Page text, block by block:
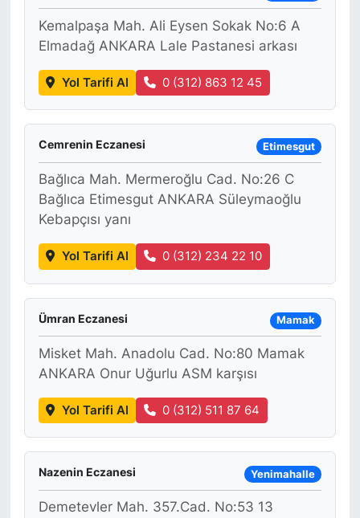
Kemalpaşa Mah. Ali Eysen Sokak No:6 A
Elmadağ ANKARA Lale Pastanesi arkası
Yol Tarifi Al 0 (312) 863 12 45
Cemrenin Eczanesi Etimesgut
Bağlıca Mah. Mermeroğlu Cad. No:26 C
Bağlıca Etimesgut ANKARA Süleymaoğlu
Kebapçısı yanı
Yol Tarifi Al 0 (312) 234 22 10
Ümran Eczanesi Mamak
Misket Mah. Anadolu Cad. No:80 Mamak
ANKARA Onur Uğurlu ASM karşısı
Yol Tarifi Al 0 (312) 511 87 64
Nazenin Eczanesi Yenimahalle
Demetevler Mah. 357.Cad. No:53 13